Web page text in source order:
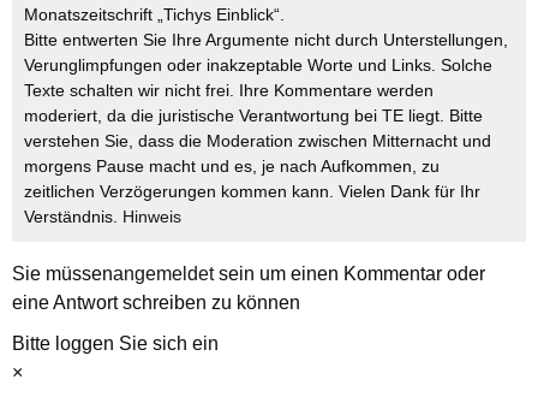
Monatszeitschrift „Tichys Einblick“.
Bitte entwerten Sie Ihre Argumente nicht durch Unterstellungen,
Verunglimpfungen oder inakzeptable Worte und Links. Solche
Texte schalten wir nicht frei. Ihre Kommentare werden
moderiert, da die juristische Verantwortung bei TE liegt. Bitte
verstehen Sie, dass die Moderation zwischen Mitternacht und
morgens Pause macht und es, je nach Aufkommen, zu
zeitlichen Verzögerungen kommen kann. Vielen Dank für Ihr
Verständnis. Hinweis
Sie müssenangemeldetsein um einen Kommentar oder
eine Antwort schreiben zu können
Bitte loggen Sie sich ein
×